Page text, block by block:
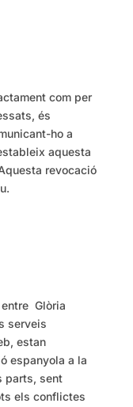
com per
és
ho a
aquesta
revocació
Glòria
serveis
estan
espanyola a la
parts, sent
els conflictes